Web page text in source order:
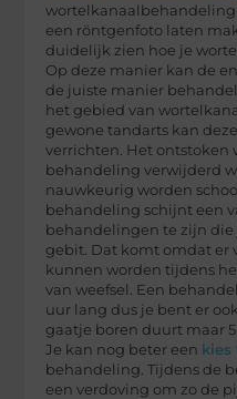
een röntgenfoto laten
duidelijk zien hoe je
Op deze manier kan de
de juiste manier
het gebied van
gewone tandarts kan
verrichten. Het ontstoken
behandeling verwijderd
nauwkeurig worden
behandeling schijnt een
behandelingen te zijn die
gebit. Dat komt omdat er
kunnen worden tijdens
van weefsel. Een
uur lang dus je bent er
gaatje boren duurt maar
Je kan nog beter een kies
behandeling. Tijdens de
een verdoving om zo de